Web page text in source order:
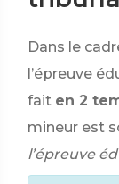
Dans le
l’épreuve
fait en 2
mineur est
l’épreuve